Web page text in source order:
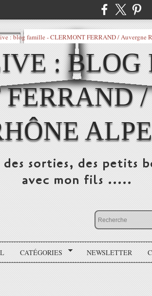
:
sorties, des petits
avec mon fils .....
CATÉGORIES NEWSLETTER